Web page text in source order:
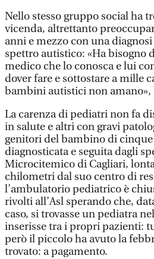
Nello stesso gruppo social ha
vicenda, altrettanto
anni e mezzo con una
spettro autistico: «Ha bisogno
medico che lo conosca e lui
dover fare e sottostare a mille
bambini autistici non amano»,
La carenza di pediatri non fa
in salute e altri con gravi
genitori del bambino di
diagnosticata e seguita dagli
Microcitemico di Cagliari,
chilometri dal suo centro di
l’ambulatorio pediatrico è
rivolti all’Asl sperando che,
caso, si trovasse un pediatra
inserisse tra i propri pazienti:
però il piccolo ha avuto la
trovato: a pagamento.